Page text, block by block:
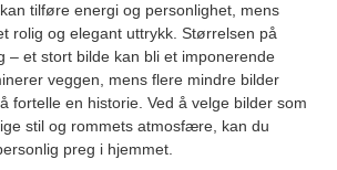
tilføre energi og personlighet, mens
rolig og elegant uttrykk. Størrelsen på
– et stort bilde kan bli et imponerende
veggen, mens flere mindre bilder
fortelle en historie. Ved å velge bilder som
stil og rommets atmosfære, kan du
preg i hjemmet.